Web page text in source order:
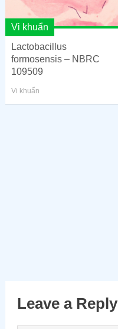
Vi khuẩn
Lactobacillus
formosensis – NBRC
109509
Vi khuẩn
Leave a Reply